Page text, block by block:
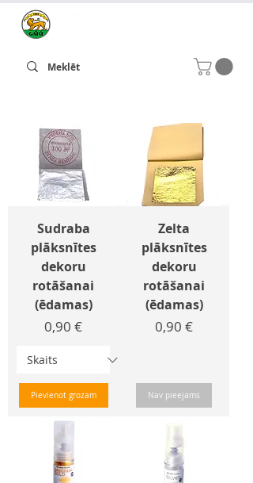
Sudraba
plāksnītes
dekoru
rotāšanai
(ēdamas)
Cena
0,90 €
Pievienot grozam
Zelta
plāksnītes
dekoru
rotāšanai
(ēdamas)
Cena
0,90 €
Nav pieejams